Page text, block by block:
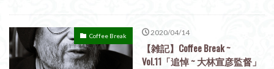
Coffee Break 2020/04/14
【雑記】Coffee Break ~
Vol.11「追悼 ~ 大林宣彦監督」